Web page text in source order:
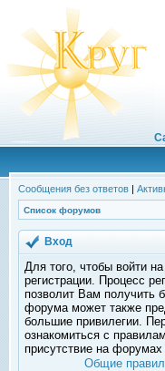
Сообщения без ответов |
Список форумов
Вход
Для того, чтобы войти
регистрации. Процесс
позволит Вам получить
форума может также
большие привилегии.
ознакомиться с
присутствие на форумах
Общие